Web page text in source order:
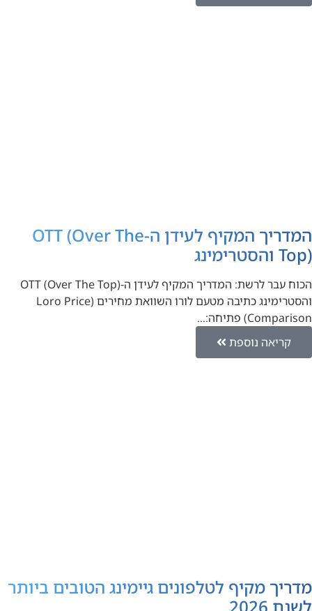
המדריך המקיף לעידן ה-OTT (Over The
Top) והסטרימינג
הכוח עבר לרשת: המדריך המקיף לעידן ה-OTT (Over The Top)
והסטרימינג כתיבה מטעם לורו השוואת מחירים (Loro Price
Comparison) פתיחה:…
קריאה נוספת
מדריך מקיף לטלפונים גיימינג הטובים ביותר